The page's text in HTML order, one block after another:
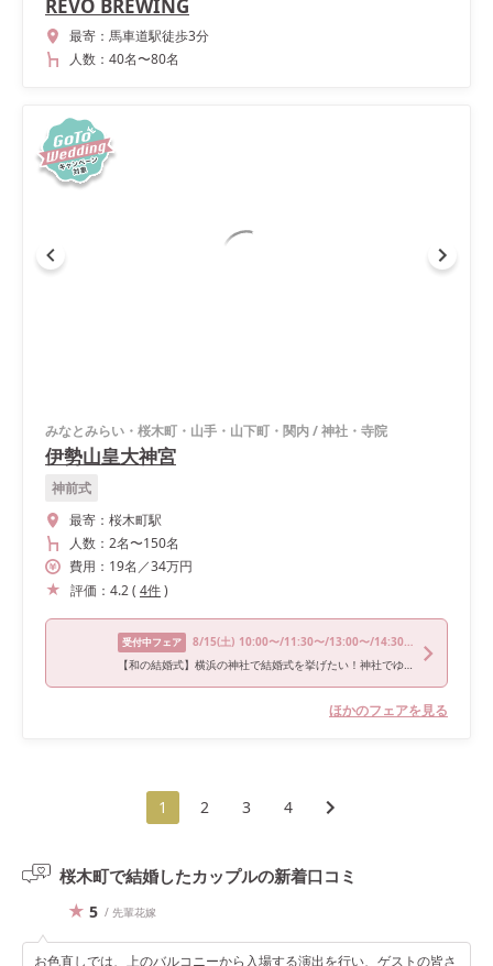
REVO BREWING
最寄： 馬車道駅徒歩3分
人数： 40名〜80名
みなとみらい・桜木町・山手・山下町・関内/神社・寺院
伊勢山皇大神宮
神前式
最寄： 桜木町駅
人数： 2名〜150名
費用： 19名 ／34万円
評価： 4.2( 4件)
受付中フェア 8/15(土) 10:00〜/11:30〜/13:00〜/14:30〜
【和の結婚式】横浜の神社で結婚式を挙げたい！神社でゆったり相談会
ほかのフェアを見る
1 2 3 4
桜木町で結婚したカップルの新着口コミ
5 / 先輩花嫁
お色直しでは、上のバルコニーから入場する演出を行い、ゲストの皆さ